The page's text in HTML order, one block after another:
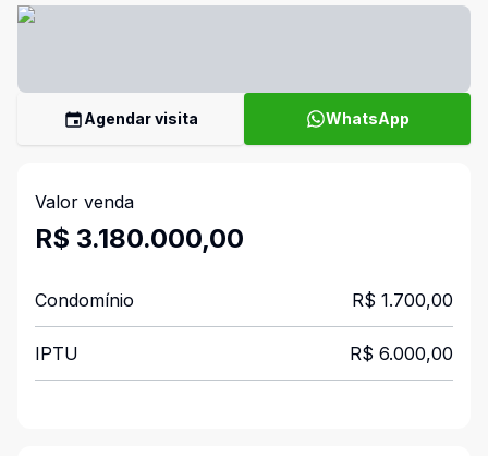
Agendar visita WhatsApp
Valor venda
R$ 3.180.000,00
Condomínio R$ 1.700,00
IPTU R$ 6.000,00